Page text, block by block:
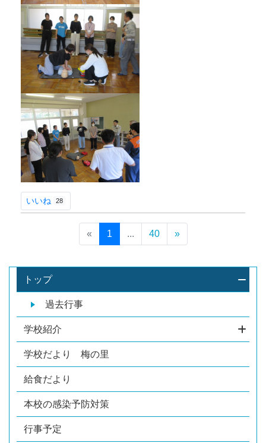
トップ
過去行事
学校紹介
学校だより 梅の里
給食だより
本校の感染予防対策
行事予定
いいね 28
« 1 ... 40 »